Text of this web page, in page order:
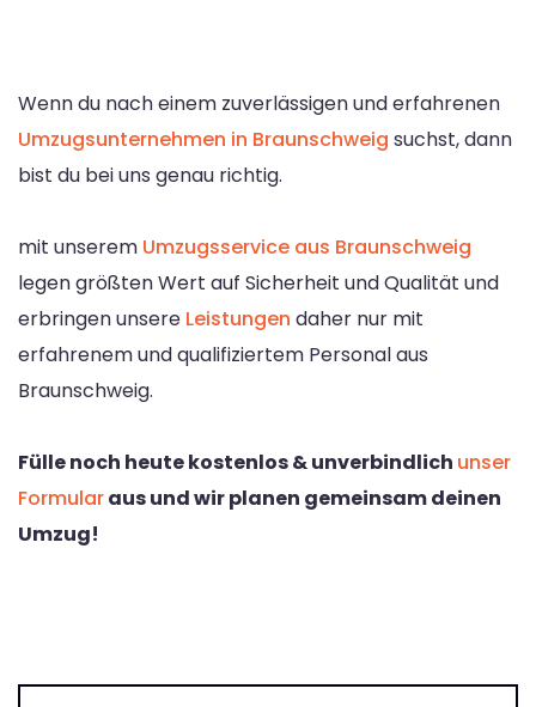
Wenn du nach einem zuverlässigen und erfahrenen
Umzugsunternehmen in Braunschweig suchst, dann
bist du bei uns genau richtig.
mit unserem Umzugsservice aus Braunschweig
legen größten Wert auf Sicherheit und Qualität und
erbringen unsere Leistungen daher nur mit
erfahrenem und qualifiziertem Personal aus
Braunschweig.
Fülle noch heute kostenlos & unverbindlich unser
Formularaus und wir planen gemeinsam deinen
Umzug!